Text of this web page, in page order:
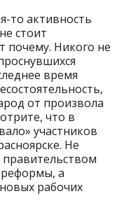
то активность
стоит
почему. Никого не
время
от произвола
что в
участников
Не
а
рабочих